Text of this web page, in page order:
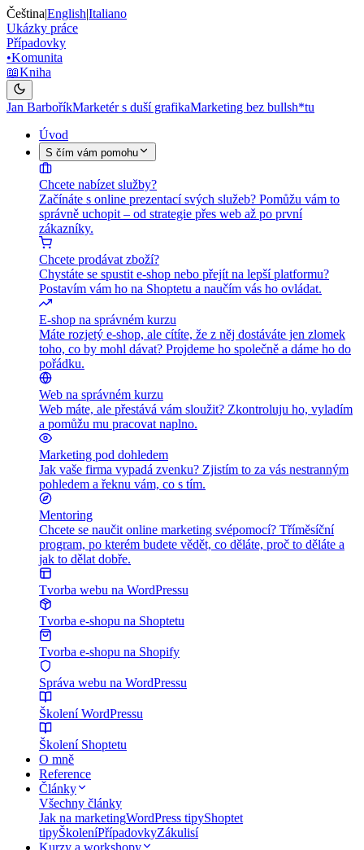
Čeština|English|Italiano
Ukázky práce
Případovky
•Komunita
📖Kniha
Jan BarboříkMarketér s duší grafikaMarketing bez bullsh*tu
Úvod
S čím vám pomohu
Chcete nabízet služby?
Začínáte s online prezentací svých služeb? Pomůžu vám to
správně uchopit – od strategie přes web až po první
zákazníky.
Chcete prodávat zboží?
Chystáte se spustit e-shop nebo přejít na lepší platformu?
Postavím vám ho na Shoptetu a naučím vás ho ovládat.
E-shop na správném kurzu
Máte rozjetý e-shop, ale cítíte, že z něj dostáváte jen zlomek
toho, co by mohl dávat? Projdeme ho společně a dáme ho do
pořádku.
Web na správném kurzu
Web máte, ale přestává vám sloužit? Zkontroluju ho, vyladím
a pomůžu mu pracovat naplno.
Marketing pod dohledem
Jak vaše firma vypadá zvenku? Zjistím to za vás nestranným
pohledem a řeknu vám, co s tím.
Mentoring
Chcete se naučit online marketing svépomocí? Tříměsíční
program, po kterém budete vědět, co děláte, proč to děláte a
jak to dělat dobře.
Tvorba webu na WordPressu
Tvorba e-shopu na Shoptetu
Tvorba e-shopu na Shopify
Správa webu na WordPressu
Školení WordPressu
Školení Shoptetu
O mně
Reference
Články
Všechny články
Jak na marketingWordPress tipyShoptet
tipyŠkoleníPřípadovkyZákulisí
Kurzy a workshopy